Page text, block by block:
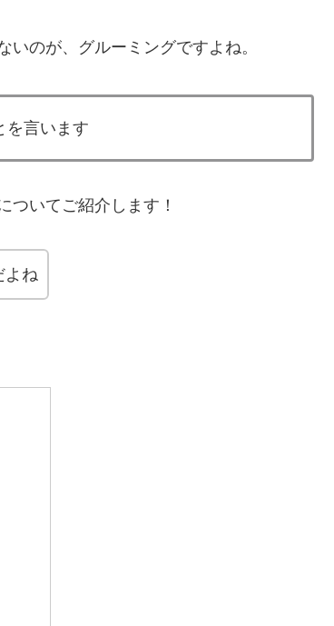
のが、グルーミングですよね。
を言います
ついてご紹介します！
よね